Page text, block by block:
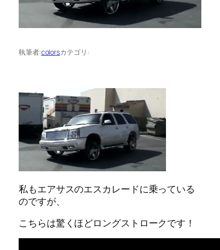
執筆者:colorsカテゴリ:
私もエアサスのエスカレードに乗っている
のですが、
こちらは驚くほどロングストロークです！